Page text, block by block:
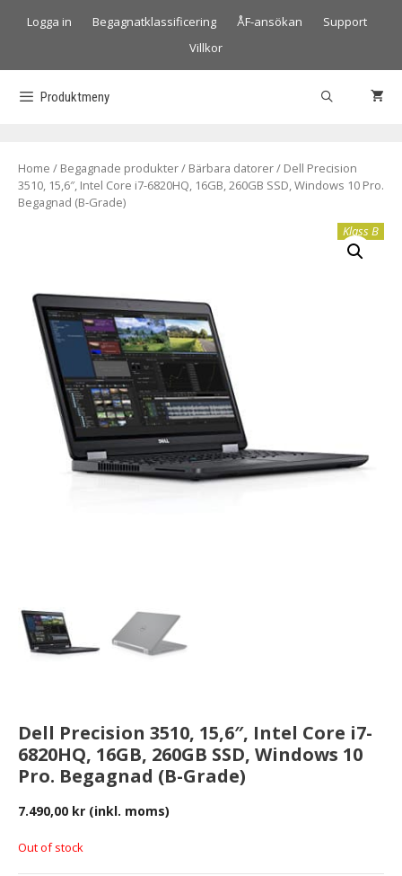
Logga in Begagnatklassificering ÅF-ansökan
Support
Villkor
Produktmeny
Home / Begagnade produkter/ Bärbara datorer/ Dell Precision
3510, 15,6″, Intel Core i7-6820HQ, 16GB, 260GB SSD, Windows 10 Pro.
Begagnad (B-Grade)
Dell Precision 3510, 15,6″, Intel Core i7-
6820HQ, 16GB, 260GB SSD, Windows 10
Pro. Begagnad (B-Grade)
7.490,00 kr (inkl. moms)
Out of stock
Klass B